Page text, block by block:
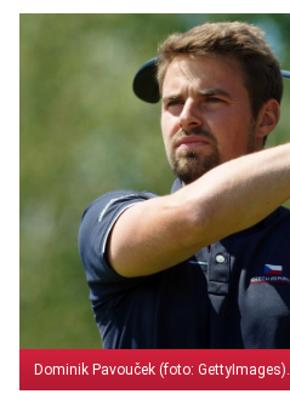
Dominik Pavouček (foto: GettyImages).